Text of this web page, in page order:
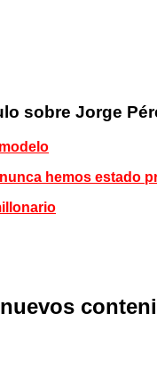
sobre Jorge
hemos estado